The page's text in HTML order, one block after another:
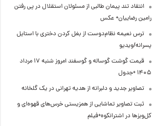
انتقاد تند پیمان طالبی از مسئولان استقلال در پی رفتن
رامین رضاییان+ عکس
ترس نعیمه نظام‌دوست از بغل کردن دختری با استایل
پسرانه/ویدیو
قیمت گوشت گوساله و گوسفند امروز شنبه ۱۷ مرداد
۱۴۰۵ +جدول
تصاویر جدید و دلبرانه از هدیه تهرانی در یک گلخانه
ثبت تصاویر تماشایی از همزیستی خرس‌های قهوه‌ای و
کل‌وبزها در اشترانکوه+فیلم